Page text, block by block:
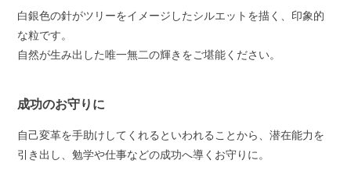
白銀色の針がツリーをイメージしたシルエットを描く、印象的
な粒です。
自然が生み出した唯一無二の輝きをご堪能ください。
成功のお守りに
自己変革を手助けしてくれるといわれることから、潜在能力を
引き出し、勉学や仕事などの成功へ導くお守りに。